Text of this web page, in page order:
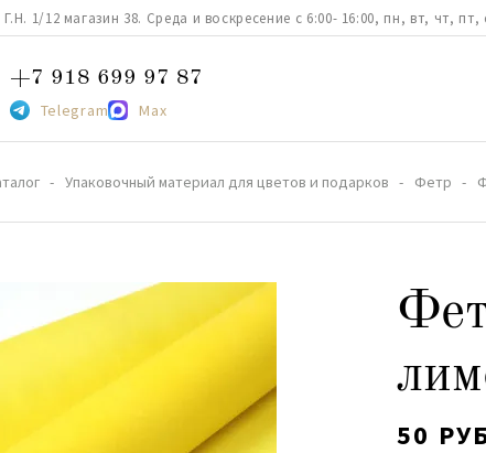
1/12 магазин 38. Среда и воскресение с 6:00- 16:00, пн, вт, чт, пт,
+7 918 699 97 87
Telegram Max
Упаковочный материал для цветов и подарков Фетр
50